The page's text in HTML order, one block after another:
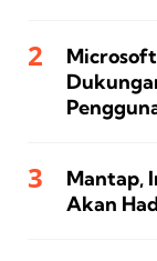
Mantap,
Akan